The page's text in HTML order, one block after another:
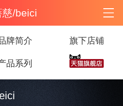
慈/beici
牌简介 旗下店铺
品系列